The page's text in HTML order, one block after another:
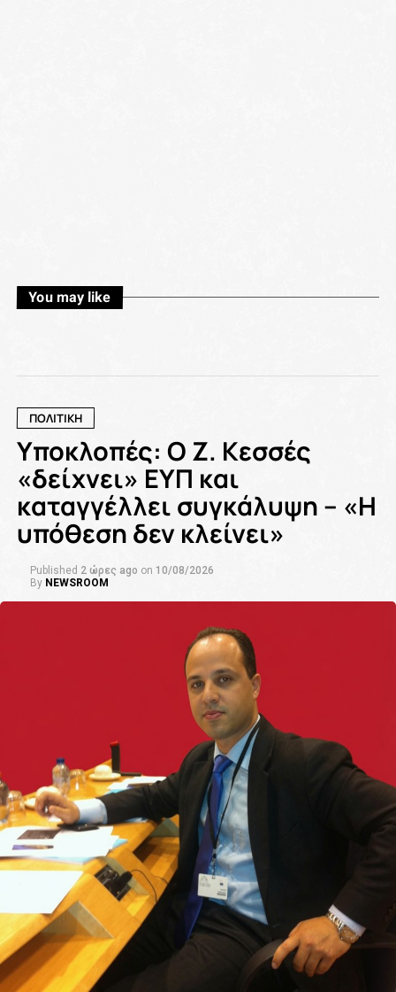
You may like
ΠΟΛΙΤΙΚΗ
Υποκλοπές: Ο Ζ. Κεσσές
«δείχνει» ΕΥΠ και
καταγγέλλει συγκάλυψη – «Η
υπόθεση δεν κλείνει»
Published 2 ώρες ago on 10/08/2026
By NEWSROOM